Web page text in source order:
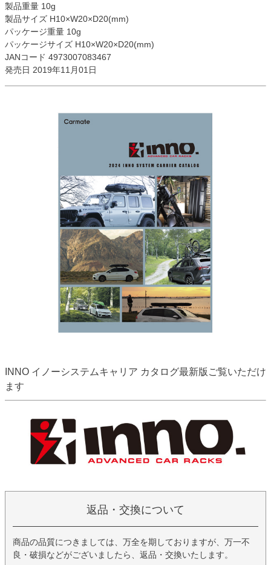
製品重量 10g
製品サイズ H10×W20×D20(mm)
パッケージ重量 10g
パッケージサイズ H10×W20×D20(mm)
JANコード 4973007083467
発売日 2019年11月01日
INNO イノーシステムキャリア カタログ最新版ご覧いただけ
ます
返品・交換について
商品の品質につきましては、万全を期しておりますが、万一不
良・破損などがございましたら、返品・交換いたします。